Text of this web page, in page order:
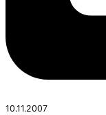
10.11.2007